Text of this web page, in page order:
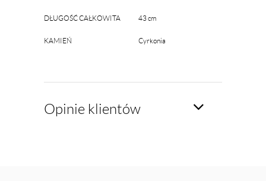
DŁUGOŚĆ CAŁKOWITA 43 cm
KAMIEŃ Cyrkonia
Opinie klientów